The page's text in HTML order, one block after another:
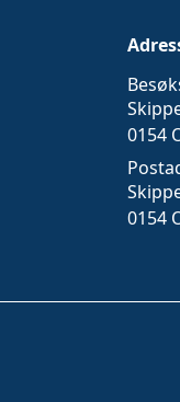
0154
0154